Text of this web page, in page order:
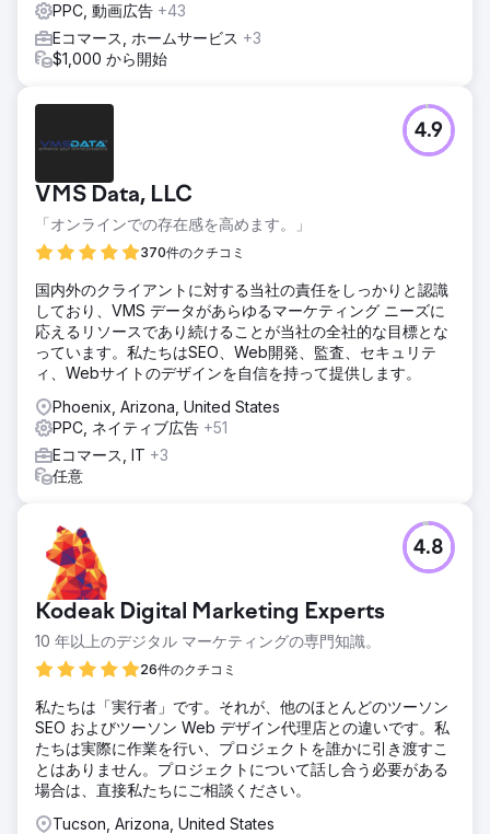
PPC, 動画広告 +43
Eコマース, ホームサービス +3
$1,000 から開始
VMS Data, LLC
「オンラインでの存在感を高めます。」
370件のクチコミ
4.9
国内外のクライアントに対する当社の責任をしっかりと認識
しており、VMS データがあらゆるマーケティング ニーズに
応えるリソースであり続けることが当社の全社的な目標とな
っています。私たちはSEO、Web開発、監査、セキュリテ
ィ、Webサイトのデザインを自信を持って提供します。
Phoenix, Arizona, United States
PPC, ネイティブ広告 +51
Eコマース, IT +3
任意
Kodeak Digital Marketing Experts
10 年以上のデジタル マーケティングの専門知識。
26件のクチコミ
4.8
私たちは「実行者」です。それが、他のほとんどのツーソン
SEO およびツーソン Web デザイン代理店との違いです。私
たちは実際に作業を行い、プロジェクトを誰かに引き渡すこ
とはありません。プロジェクトについて話し合う必要がある
場合は、直接私たちにご相談ください。
Tucson, Arizona, United States